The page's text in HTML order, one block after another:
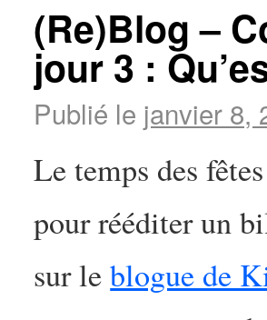
(Re)Blog –
jour 3 :
Publié le janvier 8,
Le temps des
pour rééditer un
sur leblogue de